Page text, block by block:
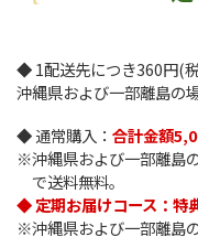
◆ 1配送先につき360円(税
沖縄県および一部離島の
◆ 通常購入： 合計金額
沖縄県および一部離島
で送料無料。
◆ 定期お届けコース：特
沖縄県および一部離島